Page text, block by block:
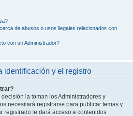
de abusos o usos ilegales relacionados con
con un Administrador?
identificación y el registro
la toman los Administradores y
necesitará registrarse para publicar temas y
registrado le dará acceso a contenidos